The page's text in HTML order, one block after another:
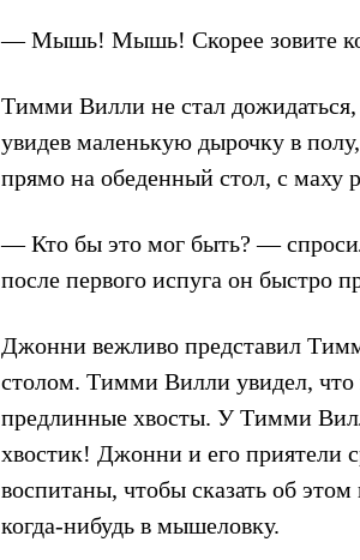
— Мышь! Мышь! Скорее зовите
Тимми Вилли не стал дожидаться,
увидев маленькую дырочку в
прямо на обеденный стол, с маху
— Кто бы это мог быть? —
после первого испуга он быстро
Джонни вежливо представил
столом. Тимми Вилли увидел, что
предлинные хвосты. У Тимми
хвостик! Джонни и его приятели
воспитаны, чтобы сказать об
когда-нибудь в мышеловку.